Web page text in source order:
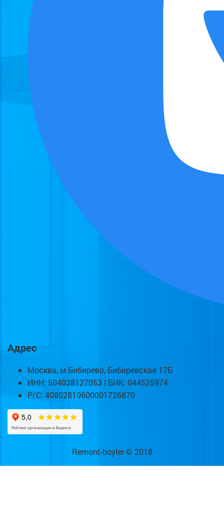
Адрес
Москва, м.Бибирево, Бибиревская 17Б
ИНН: 504038127053 | БИК: 044525974
Р/С: 40802810600001726870
Remont-boyler © 2018